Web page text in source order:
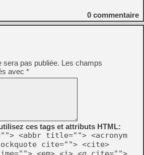
0 commentaire
sera pas publiée. Les champs
avec *
ces tags et attributs HTML:
<abbr title=""> <acronym
cite=""> <cite>